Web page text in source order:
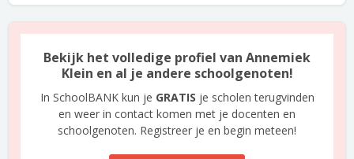
Bekijk het volledige profiel van Annemiek
Klein en al je andere schoolgenoten!
In SchoolBANK kun je GRATIS je scholen terugvinden
en weer in contact komen met je docenten en
schoolgenoten. Registreer je en begin meteen!